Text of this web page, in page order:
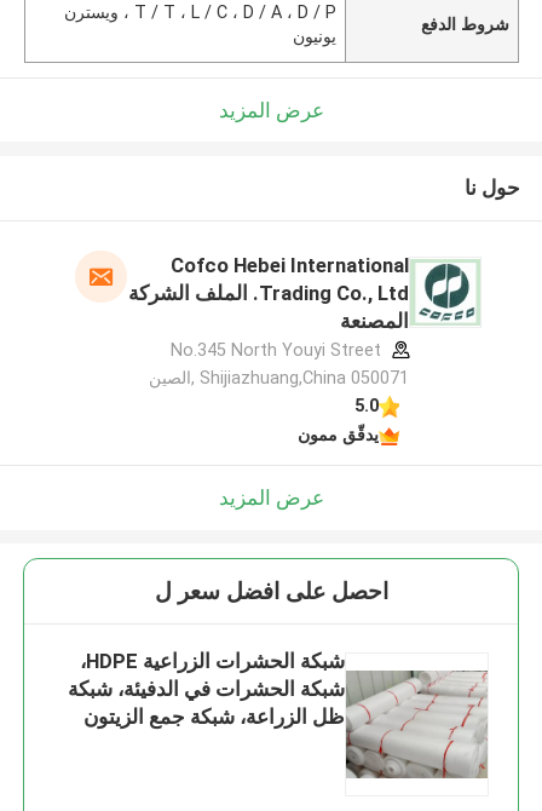
شروط الدفع
T / T ، L / C ، D / A ، D / P ، ويسترن
يونيون
عرض المزيد
حول نا
Cofco Hebei International
Trading Co., Ltd. الملف الشركة
المصنعة
No.345 North Youyi Street
Shijiazhuang,China 050071 ,الصين
5.0
يدقّق ممون
عرض المزيد
احصل على افضل سعر ل
شبكة الحشرات الزراعية HDPE،
شبكة الحشرات في الدفيئة، شبكة
ظل الزراعة، شبكة جمع الزيتون